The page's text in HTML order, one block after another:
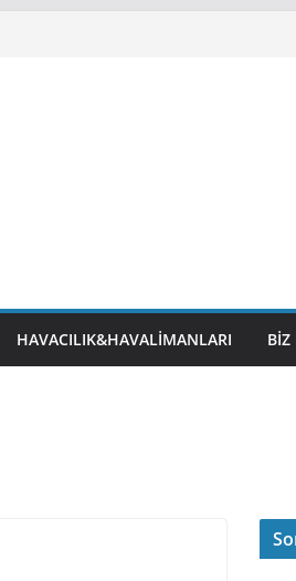
HAVACILIK&HAVALIMANLARI BIZ